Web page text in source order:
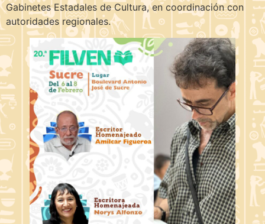
Gabinetes Estadales de Cultura, en coordinación con
autoridades regionales.